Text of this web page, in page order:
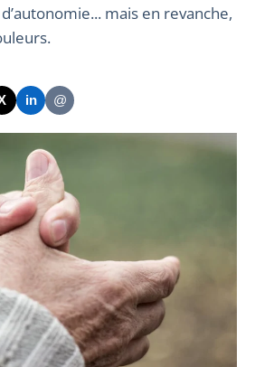
mais en revanche,
in @